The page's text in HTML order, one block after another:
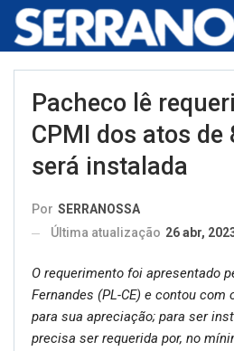
Pacheco lê
CPMI dos atos de
será instalada
Por SERRANOSSA
Última atualização 26 abr,
O requerimento foi apresentado
Fernandes (PL-CE) e contou
para sua apreciação; para ser
precisa ser requerida por, no